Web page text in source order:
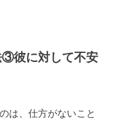
③彼に対して不安
は、仕方がないこと